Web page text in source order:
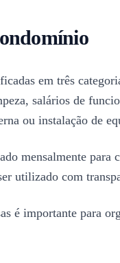
em três
salários de
ou instalação de
mensalmente para
utilizado com
é importante para